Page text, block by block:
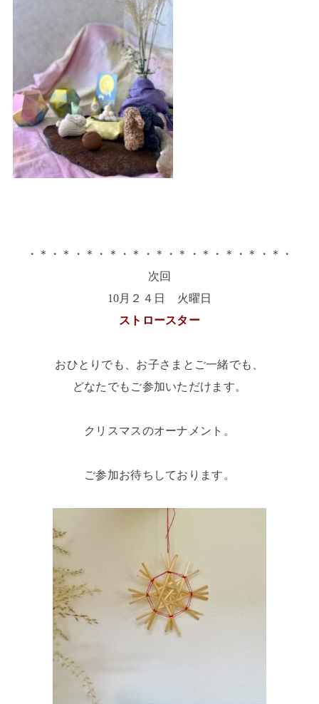
・＊・＊・＊・＊・＊・＊・＊・＊・＊・＊・＊・
次回
10月２４日 火曜日
ストロースター
おひとりでも、お子さまとご一緒でも、
どなたでもご参加いただけます。
クリスマスのオーナメント。
ご参加お待ちしております。